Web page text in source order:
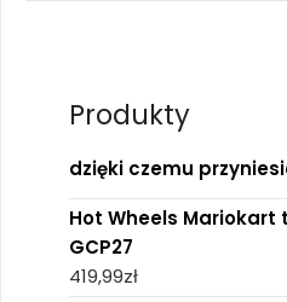
Produkty
dzięki czemu
Hot Wheels Mariokart
GCP27
419,99zł